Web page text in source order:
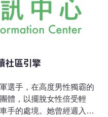
社區引擎
選手，在高度男性獨霸的
體，以擺脫女性倍受輕
手的處境。她曾經週入數